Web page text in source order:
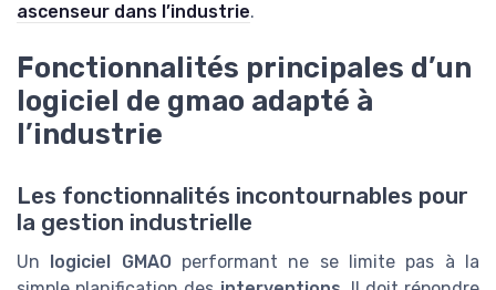
ascenseur dans l’industrie.
Fonctionnalités principales d’un
logiciel de gmao adapté à
l’industrie
Les fonctionnalités incontournables pour
la gestion industrielle
Un logiciel GMAOperformant ne se limite pas à la